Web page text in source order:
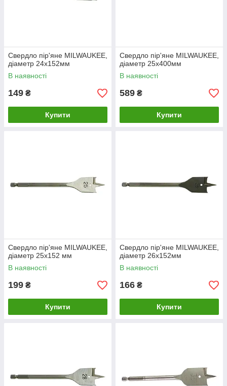
Свердло пір'яне MILWAUKEE,
діаметр 24x152мм
В наявності
149 ₴
Купити
Свердло пір'яне MILWAUKEE,
діаметр 25x400мм
В наявності
589 ₴
Купити
Свердло пір'яне MILWAUKEE,
діаметр 25x152 мм
В наявності
199 ₴
Купити
Свердло пір'яне MILWAUKEE,
діаметр 26x152мм
В наявності
166 ₴
Купити